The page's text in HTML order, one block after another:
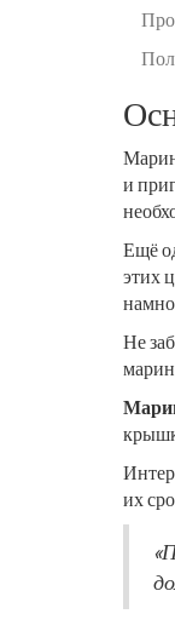
и
Ещё
этих
Не
их